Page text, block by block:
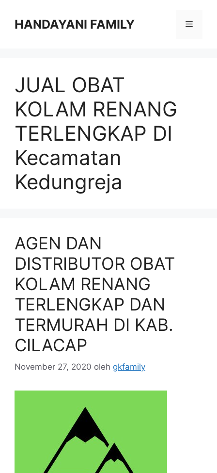
HANDAYANI FAMILY Menu
JUAL OBAT
KOLAM RENANG
TERLENGKAP DI
Kecamatan
Kedungreja
AGEN DAN
DISTRIBUTOR OBAT
KOLAM RENANG
TERLENGKAP DAN
TERMURAH DI KAB.
CILACAP
November 27, 2020 oleh gkfamily